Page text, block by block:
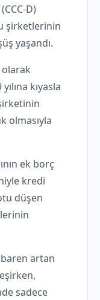
D)
şirketlerinin
yaşandı.
olarak
kıyasla
olmasıyla
ek borç
kredi
düşen
artan
sadece